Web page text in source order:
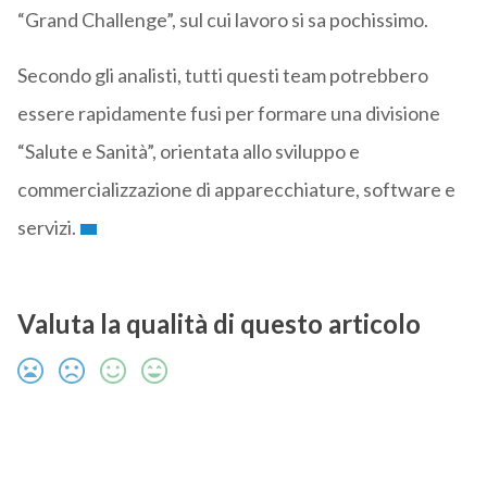
“Grand Challenge”, sul cui lavoro si sa pochissimo.
Secondo gli analisti, tutti questi team potrebbero
essere rapidamente fusi per formare una divisione
“Salute e Sanità”, orientata allo sviluppo e
commercializzazione di apparecchiature, software e
servizi.
Valuta la qualità di questo articolo